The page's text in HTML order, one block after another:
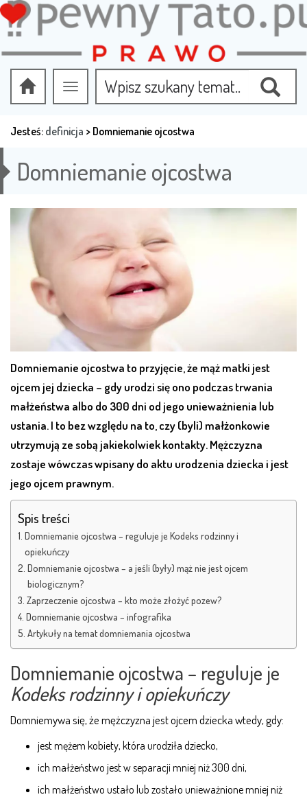
Przełącz
nawigację
Jesteś: definicja > Domniemanie ojcostwa
Domniemanie ojcostwa
Domniemanie ojcostwa to przyjęcie, że mąż matki jest
ojcem jej dziecka – gdy urodzi się ono podczas trwania
małżeństwa albo do 300 dni od jego unieważnienia lub
ustania. I to bez względu na to, czy (byli) małżonkowie
utrzymują ze sobą jakiekolwiek kontakty. Mężczyzna
zostaje wówczas wpisany do aktu urodzenia dziecka i jest
jego ojcem prawnym.
Spis treści
Domniemanie ojcostwa – reguluje je Kodeks rodzinny i
opiekuńczy
Domniemanie ojcostwa – a jeśli (były) mąż nie jest ojcem
biologicznym?
Zaprzeczenie ojcostwa – kto może złożyć pozew?
Domniemanie ojcostwa – infografika
Artykuły na temat domniemania ojcostwa
Domniemanie ojcostwa – reguluje je
Kodeks rodzinny i opiekuńczy
Domniemywa się, że mężczyzna jest ojcem dziecka wtedy, gdy:
jest mężem kobiety, która urodziła dziecko,
ich małżeństwo jest w separacji mniej niż 300 dni,
ich małżeństwo ustało lub zostało unieważnione mniej niż